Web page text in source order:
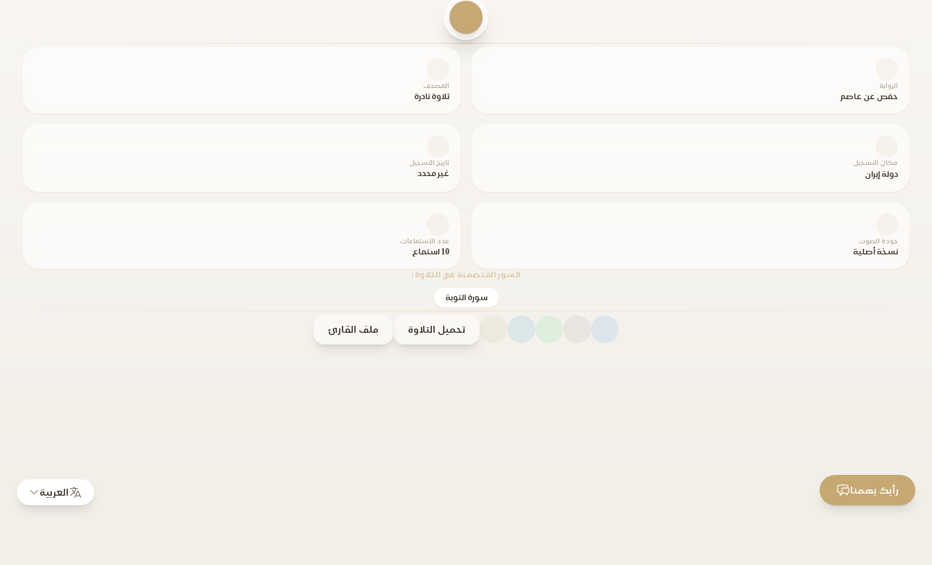
الرواية
حفص عن عاصم
المصحف
تلاوة نادرة
مكان التسجيل
دولة إيران
تاريخ التسجيل
غير محدد
جودة الصوت
نسخة أصلية
عدد الاستماعات
10 استماع
السور المتضمنة في التلاوة:
سورة التوبة
تحميل التلاوة ملف القارئ
العربية رأيك يهمنا